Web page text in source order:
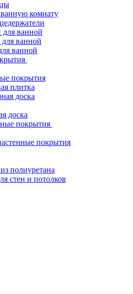
комнату
ванной
ванной
ванной
покрытия
плитка
доска
доска
покрытия
покрытия
полиуретана
стен и потолков